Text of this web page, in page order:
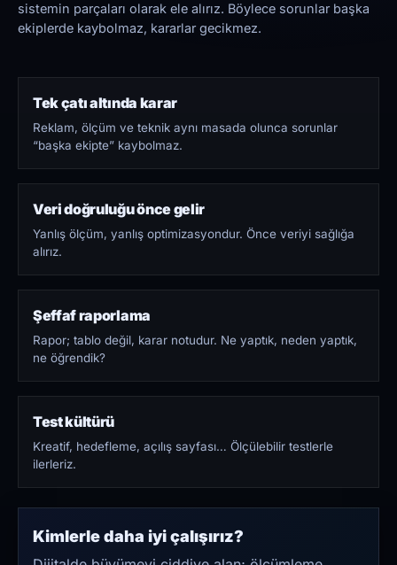
sistemin parçaları olarak ele alırız. Böylece sorunlar başka
ekiplerde kaybolmaz, kararlar gecikmez.
Tek çatı altında karar
Reklam, ölçüm ve teknik aynı masada olunca sorunlar
“başka ekipte” kaybolmaz.
Veri doğruluğu önce gelir
Yanlış ölçüm, yanlış optimizasyondur. Önce veriyi sağlığa
alırız.
Şeffaf raporlama
Rapor; tablo değil, karar notudur. Ne yaptık, neden yaptık,
ne öğrendik?
Test kültürü
Kreatif, hedefleme, açılış sayfası… Ölçülebilir testlerle
ilerleriz.
Kimlerle daha iyi çalışırız?